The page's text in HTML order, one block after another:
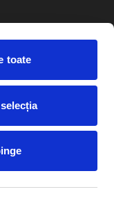
toate